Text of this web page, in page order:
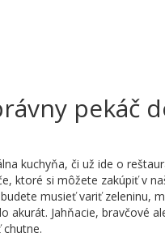
pekáč
kuchyňa, či už ide o
ktoré si môžete zakúpiť v
musieť variť zeleninu,
akurát. Jahňacie, bravčové